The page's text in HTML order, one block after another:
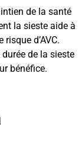
de la santé
la sieste aide à
d’AVC.
de la sieste
bénéfice.